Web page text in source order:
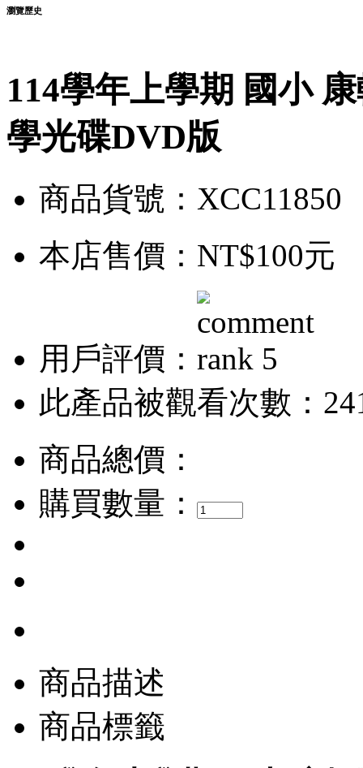
瀏覽歷史
114學年上學期 國小
學光碟DVD版
商品貨號：XCC11850
本店售價： NT$100元
用戶評價：
此產品被觀看次數：
商品總價：
購買數量：
商品描述
商品標籤